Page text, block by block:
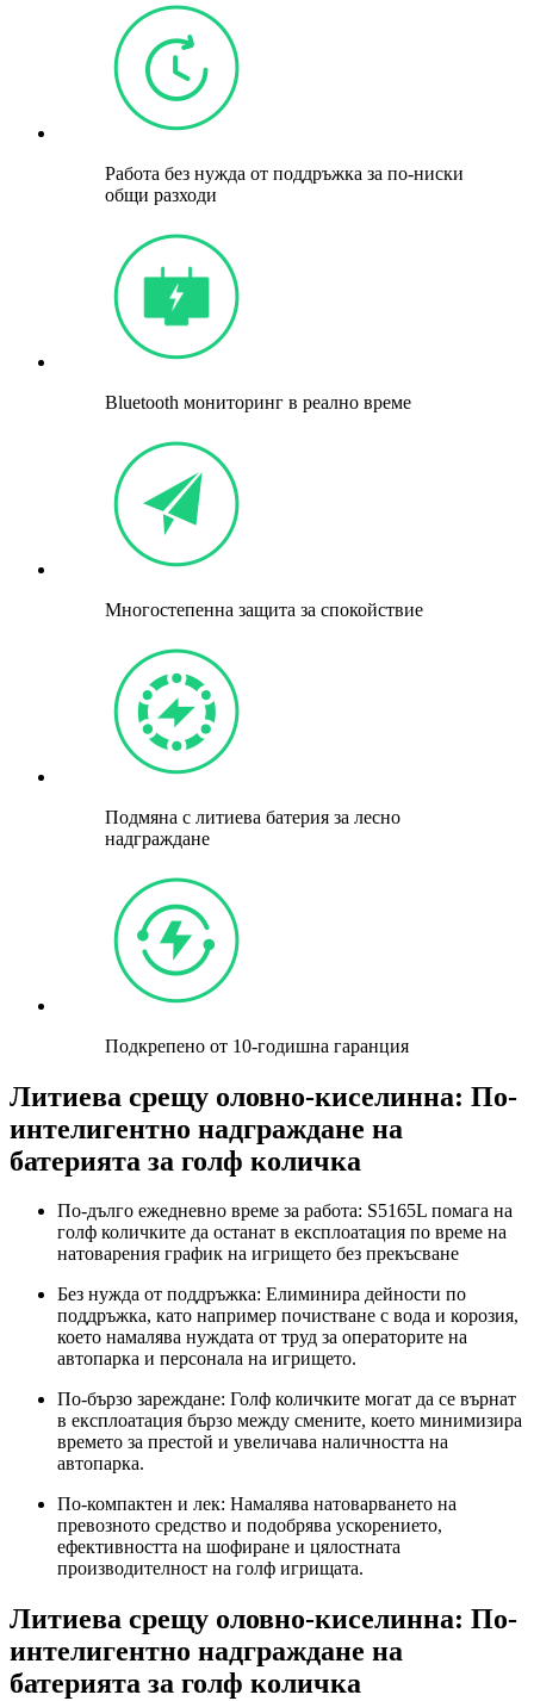
Работа без нужда от поддръжка за по-ниски
общи разходи
Bluetooth мониторинг в реално време
Многостепенна защита за спокойствие
Подмяна с литиева батерия за лесно
надграждане
Подкрепено от 10-годишна гаранция
Литиева срещу оловно-киселинна: ​​По-
интелигентно надграждане на
батерията за голф количка
По-дълго ежедневно време за работа: S5165L помага на
голф количките да останат в експлоатация по време на
натоварения график на игрището без прекъсване
Без нужда от поддръжка: Елиминира дейности по
поддръжка, като например почистване с вода и корозия,
което намалява нуждата от труд за операторите на
автопарка и персонала на игрището.
По-бързо зареждане: Голф количките могат да се върнат
в експлоатация бързо между смените, което минимизира
времето за престой и увеличава наличността на
автопарка.
По-компактен и лек: Намалява натоварването на
превозното средство и подобрява ускорението,
ефективността на шофиране и цялостната
производителност на голф игрищата.
Литиева срещу оловно-киселинна: ​​По-
интелигентно надграждане на
батерията за голф количка